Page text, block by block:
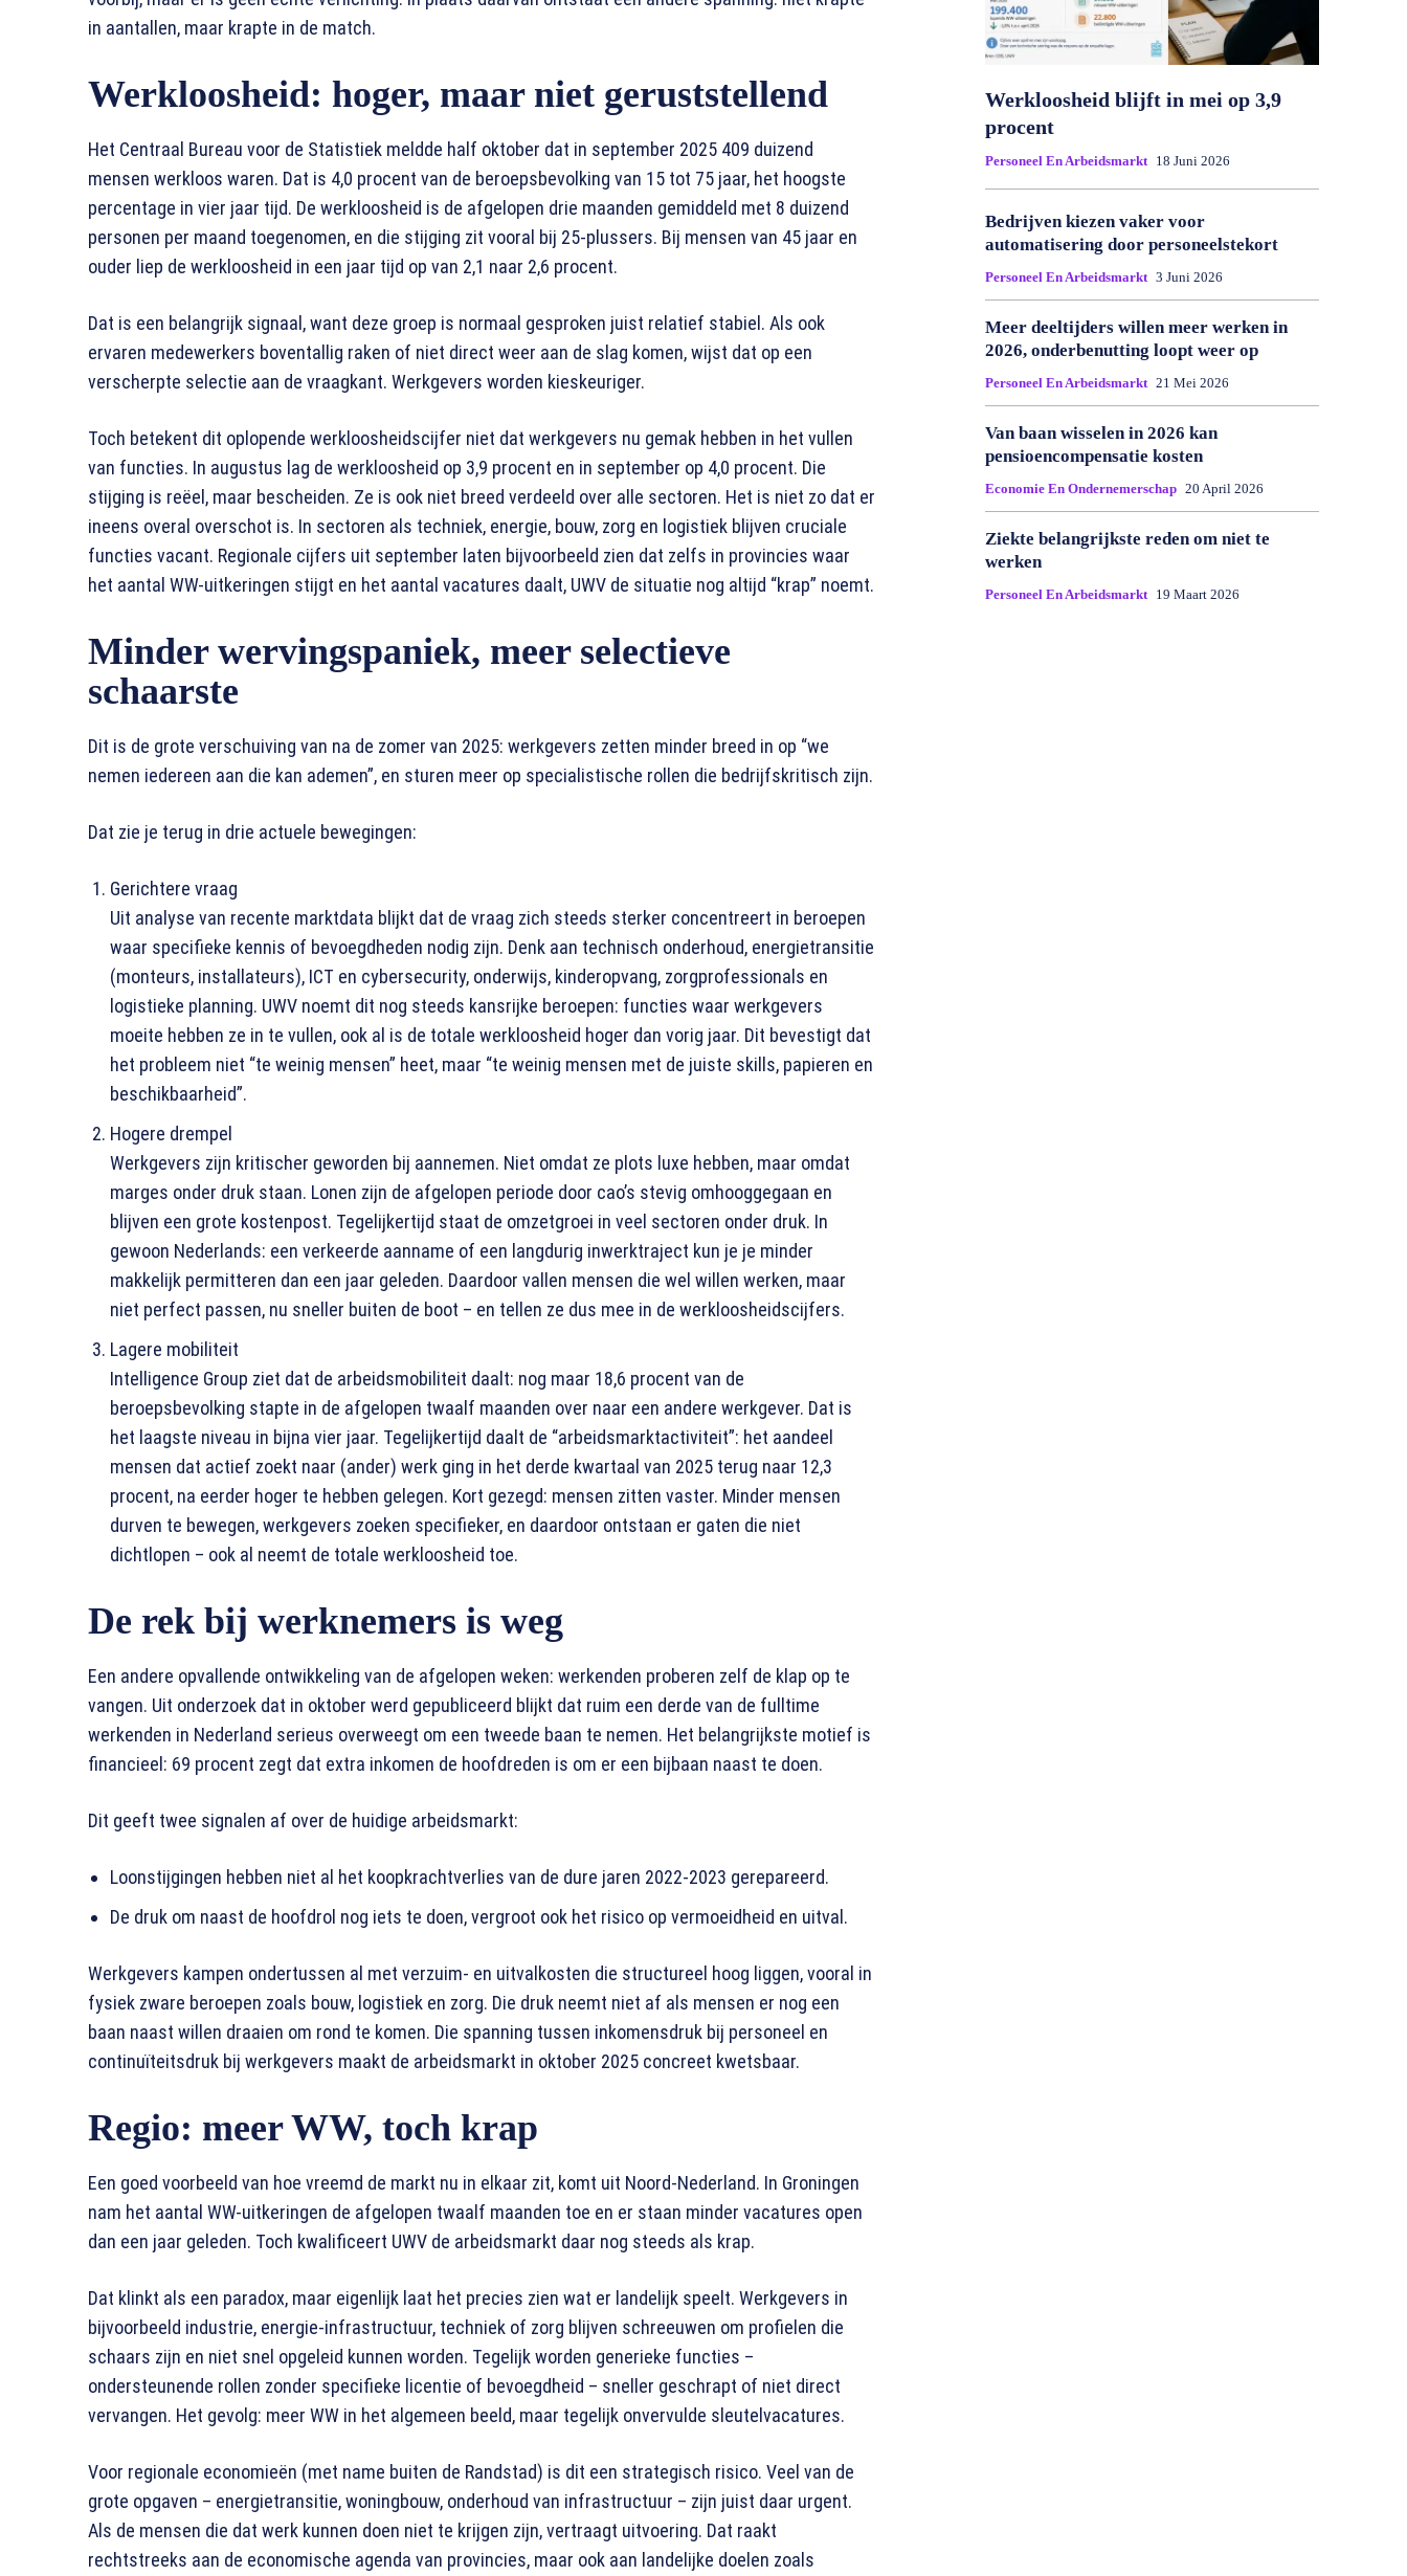
in aantallen, maar krapte in de match.
Werkloosheid: hoger, maar niet geruststellend
Het Centraal Bureau voor de Statistiek meldde half oktober dat in september 2025 409 duizend
mensen werkloos waren. Dat is 4,0 procent van de beroepsbevolking van 15 tot 75 jaar, het hoogste
percentage in vier jaar tijd. De werkloosheid is de afgelopen drie maanden gemiddeld met 8 duizend
personen per maand toegenomen, en die stijging zit vooral bij 25-plussers. Bij mensen van 45 jaar en
ouder liep de werkloosheid in een jaar tijd op van 2,1 naar 2,6 procent.
Dat is een belangrijk signaal, want deze groep is normaal gesproken juist relatief stabiel. Als ook
ervaren medewerkers boventallig raken of niet direct weer aan de slag komen, wijst dat op een
verscherpte selectie aan de vraagkant. Werkgevers worden kieskeuriger.
Toch betekent dit oplopende werkloosheidscijfer niet dat werkgevers nu gemak hebben in het vullen
van functies. In augustus lag de werkloosheid op 3,9 procent en in september op 4,0 procent. Die
stijging is reëel, maar bescheiden. Ze is ook niet breed verdeeld over alle sectoren. Het is niet zo dat er
ineens overal overschot is. In sectoren als techniek, energie, bouw, zorg en logistiek blijven cruciale
functies vacant. Regionale cijfers uit september laten bijvoorbeeld zien dat zelfs in provincies waar
het aantal WW-uitkeringen stijgt en het aantal vacatures daalt, UWV de situatie nog altijd “krap” noemt.
Minder wervingspaniek, meer selectieve
schaarste
Dit is de grote verschuiving van na de zomer van 2025: werkgevers zetten minder breed in op “we
nemen iedereen aan die kan ademen”, en sturen meer op specialistische rollen die bedrijfskritisch zijn.
Dat zie je terug in drie actuele bewegingen:
Gerichtere vraag
Uit analyse van recente marktdata blijkt dat de vraag zich steeds sterker concentreert in beroepen
waar specifieke kennis of bevoegdheden nodig zijn. Denk aan technisch onderhoud, energietransitie
(monteurs, installateurs), ICT en cybersecurity, onderwijs, kinderopvang, zorgprofessionals en
logistieke planning. UWV noemt dit nog steeds kansrijke beroepen: functies waar werkgevers
moeite hebben ze in te vullen, ook al is de totale werkloosheid hoger dan vorig jaar. Dit bevestigt dat
het probleem niet “te weinig mensen” heet, maar “te weinig mensen met de juiste skills, papieren en
beschikbaarheid”.
Hogere drempel
Werkgevers zijn kritischer geworden bij aannemen. Niet omdat ze plots luxe hebben, maar omdat
marges onder druk staan. Lonen zijn de afgelopen periode door cao’s stevig omhooggegaan en
blijven een grote kostenpost. Tegelijkertijd staat de omzetgroei in veel sectoren onder druk. In
gewoon Nederlands: een verkeerde aanname of een langdurig inwerktraject kun je je minder
makkelijk permitteren dan een jaar geleden. Daardoor vallen mensen die wel willen werken, maar
niet perfect passen, nu sneller buiten de boot – en tellen ze dus mee in de werkloosheidscijfers.
Lagere mobiliteit
Intelligence Group ziet dat de arbeidsmobiliteit daalt: nog maar 18,6 procent van de
beroepsbevolking stapte in de afgelopen twaalf maanden over naar een andere werkgever. Dat is
het laagste niveau in bijna vier jaar. Tegelijkertijd daalt de “arbeidsmarktactiviteit”: het aandeel
mensen dat actief zoekt naar (ander) werk ging in het derde kwartaal van 2025 terug naar 12,3
procent, na eerder hoger te hebben gelegen. Kort gezegd: mensen zitten vaster. Minder mensen
durven te bewegen, werkgevers zoeken specifieker, en daardoor ontstaan er gaten die niet
dichtlopen – ook al neemt de totale werkloosheid toe.
De rek bij werknemers is weg
Een andere opvallende ontwikkeling van de afgelopen weken: werkenden proberen zelf de klap op te
vangen. Uit onderzoek dat in oktober werd gepubliceerd blijkt dat ruim een derde van de fulltime
werkenden in Nederland serieus overweegt om een tweede baan te nemen. Het belangrijkste motief is
financieel: 69 procent zegt dat extra inkomen de hoofdreden is om er een bijbaan naast te doen.
Dit geeft twee signalen af over de huidige arbeidsmarkt:
Loonstijgingen hebben niet al het koopkrachtverlies van de dure jaren 2022-2023 gerepareerd.
De druk om naast de hoofdrol nog iets te doen, vergroot ook het risico op vermoeidheid en uitval.
Werkgevers kampen ondertussen al met verzuim- en uitvalkosten die structureel hoog liggen, vooral in
fysiek zware beroepen zoals bouw, logistiek en zorg. Die druk neemt niet af als mensen er nog een
baan naast willen draaien om rond te komen. Die spanning tussen inkomensdruk bij personeel en
continuïteitsdruk bij werkgevers maakt de arbeidsmarkt in oktober 2025 concreet kwetsbaar.
Regio: meer WW, toch krap
Een goed voorbeeld van hoe vreemd de markt nu in elkaar zit, komt uit Noord-Nederland. In Groningen
nam het aantal WW-uitkeringen de afgelopen twaalf maanden toe en er staan minder vacatures open
dan een jaar geleden. Toch kwalificeert UWV de arbeidsmarkt daar nog steeds als krap.
Dat klinkt als een paradox, maar eigenlijk laat het precies zien wat er landelijk speelt. Werkgevers in
bijvoorbeeld industrie, energie-infrastructuur, techniek of zorg blijven schreeuwen om profielen die
schaars zijn en niet snel opgeleid kunnen worden. Tegelijk worden generieke functies –
ondersteunende rollen zonder specifieke licentie of bevoegdheid – sneller geschrapt of niet direct
vervangen. Het gevolg: meer WW in het algemeen beeld, maar tegelijk onvervulde sleutelvacatures.
Voor regionale economieën (met name buiten de Randstad) is dit een strategisch risico. Veel van de
grote opgaven – energietransitie, woningbouw, onderhoud van infrastructuur – zijn juist daar urgent.
Als de mensen die dat werk kunnen doen niet te krijgen zijn, vertraagt uitvoering. Dat raakt
rechtstreeks aan de economische agenda van provincies, maar ook aan landelijke doelen zoals
Werkloosheid blijft in mei op 3,9
procent
Personeel En Arbeidsmarkt 18 Juni 2026
Bedrijven kiezen vaker voor
automatisering door personeelstekort
Personeel En Arbeidsmarkt 3 Juni 2026
Meer deeltijders willen meer werken in
2026, onderbenutting loopt weer op
Personeel En Arbeidsmarkt 21 Mei 2026
Van baan wisselen in 2026 kan
pensioencompensatie kosten
Economie En Ondernemerschap 20 April 2026
Ziekte belangrijkste reden om niet te
werken
Personeel En Arbeidsmarkt 19 Maart 2026